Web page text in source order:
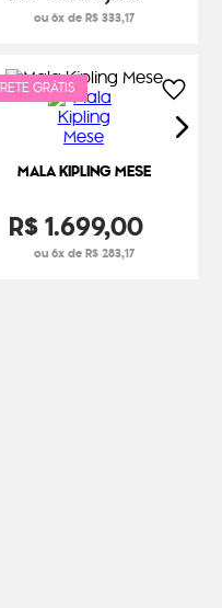
ou 6x de R$ 333,17
GRÁTIS
MALA KIPLING MESE
R$1.699,00
ou 6x de R$ 283,17